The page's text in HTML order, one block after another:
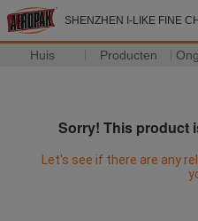
SHENZHEN I-LIKE FINE
Huis Producten
Sorry! This product
Let's see if there are any